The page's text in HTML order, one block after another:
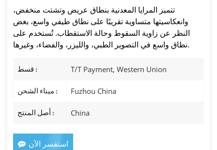
تتميز المرايا المعدنية بنطاق عريض وتشتت منخفض،
وانعكاسيتها متساوية تقريبًا على نطاق طيفي واسع، بغض
النظر عن زاوية السقوط وحالة الاستقطاب. تُستخدم على
نطاق واسع في التصوير الطبي، والليزر، والفضاء، وغيرها.
قسط : T/T Payment, Western Union
ميناء الشحن : Fuzhou China
أصل المنتج : China
استفسر الآن